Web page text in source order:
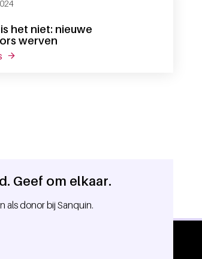
het niet: nieuwe
werven
over zo simpel is het niet: nieuwe
Geef om elkaar.
als donor bij Sanquin.